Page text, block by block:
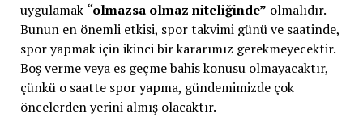
uygulamak “olmazsa olmaz niteliğinde” olmalıdır.
Bunun en önemli etkisi, spor takvimi günü ve saatinde,
spor yapmak için ikinci bir kararımız gerekmeyecektir.
Boş verme veya es geçme bahis konusu olmayacaktır,
çünkü o saatte spor yapma, gündemimizde çok
öncelerden yerini almış olacaktır.